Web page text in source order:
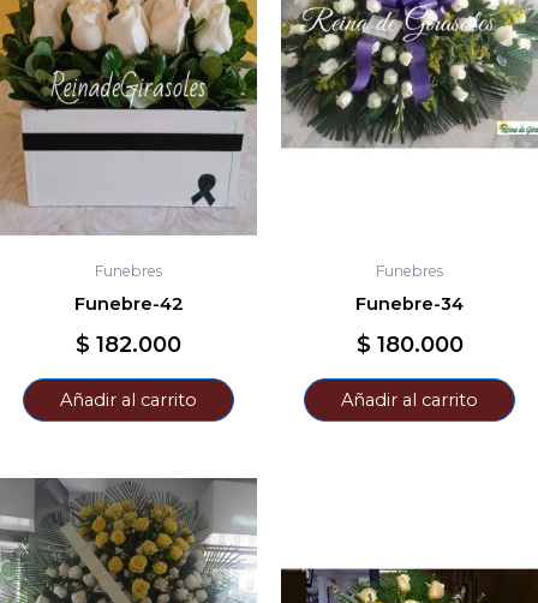
Funebres
Funebre-42
$ 182.000
Añadir al carrito
Funebres
Funebre-34
$ 180.000
Añadir al carrito